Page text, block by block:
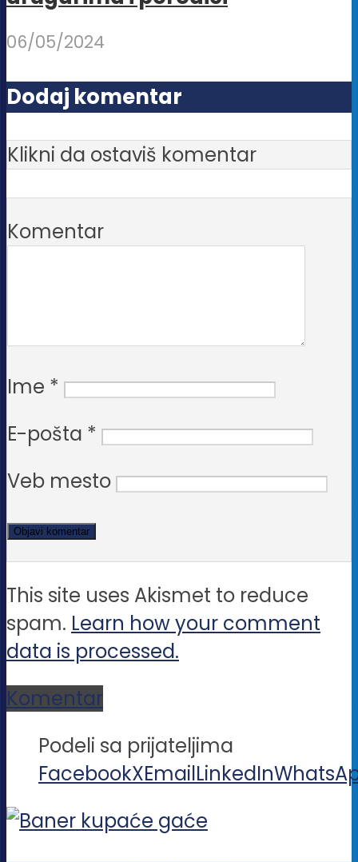
06/05/2024
Dodaj komentar
Klikni da ostaviš komentar
Komentar
Ime *
E-pošta *
Veb mesto
This site uses Akismet to reduce
spam. Learn how your comment
data is processed.
Komentar
Podeli sa prijateljima
FacebookXEmailLinkedIn